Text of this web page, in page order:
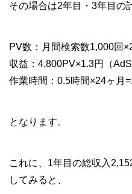
その場合は2年目・3年目の
PV数：月間検索数1,000回
収益：4,800PV×1.3円（
作業時間：0.5時間×24ヶ月
となります。
これに、1年目の総収入
してみると、